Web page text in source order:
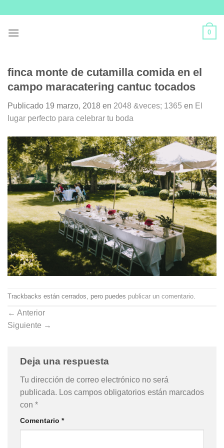
content
0
finca monte de cutamilla comida en el
campo maracatering cantuc tocados
Publicado 19 marzo, 2018 en 2048 &veces; 1365 en El
lugar perfecto para celebrar tu boda
Trackbacks están cerrados, pero puedes publicar un comentario.
← Anterior
Siguiente →
Deja una respuesta
Tu dirección de correo electrónico no será
publicada. Los campos obligatorios están marcados
con *
Comentario *